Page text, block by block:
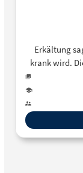
Erkältung
krank wird.
Hals und
muss
Nasenschleim
harmlos und
Klexikon-